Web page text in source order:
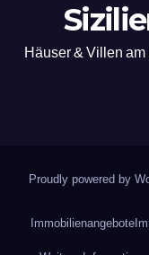
Häuser & Villen
Proudly powered by
Immobilienangebote